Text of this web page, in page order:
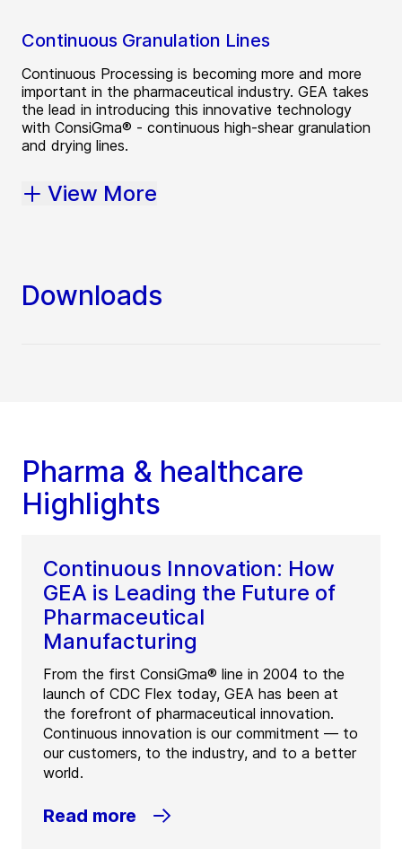
Continuous Granulation Lines
Continuous Processing is becoming more and more
important in the pharmaceutical industry. GEA takes
the lead in introducing this innovative technology
with ConsiGma® - continuous high-shear granulation
and drying lines.
View More
Downloads
Pharma & healthcare
Highlights
Continuous Innovation: How
GEA is Leading the Future of
Pharmaceutical
Manufacturing
From the first ConsiGma® line in 2004 to the
launch of CDC Flex today, GEA has been at
the forefront of pharmaceutical innovation.
Continuous innovation is our commitment — to
our customers, to the industry, and to a better
world.
Read more